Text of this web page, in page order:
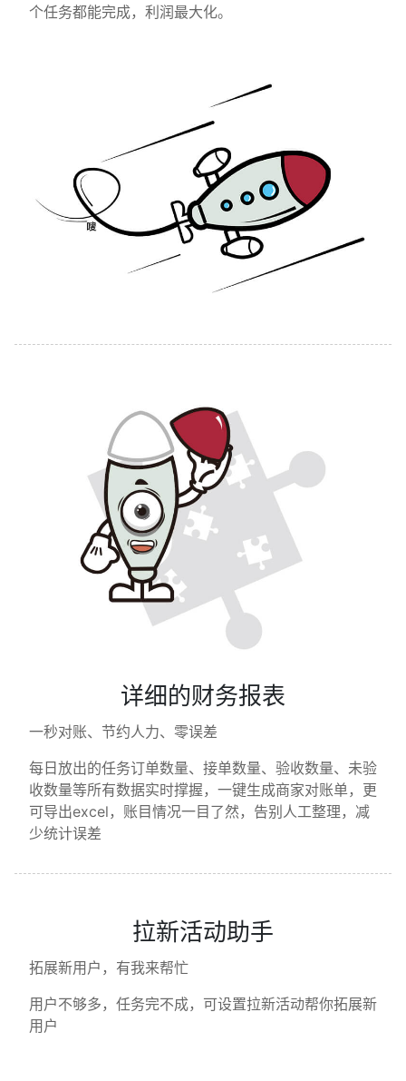
个任务都能完成，利润最大化。
详细的财务报表
一秒对账、节约人力、零误差
每日放出的任务订单数量、接单数量、验收数量、未验
收数量等所有数据实时撑握，一键生成商家对账单，更
可导出excel，账目情况一目了然，告别人工整理，减
少统计误差
拉新活动助手
拓展新用户，有我来帮忙
用户不够多，任务完不成，可设置拉新活动帮你拓展新
用户